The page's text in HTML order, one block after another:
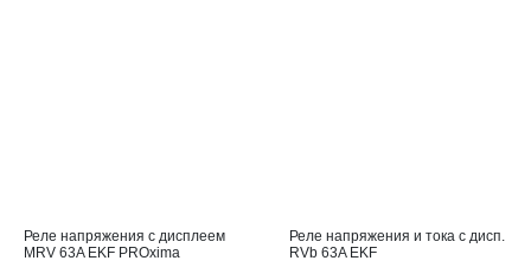
Реле напряжения с дисплеем
MRV 63A EKF PROxima
Реле напряжения и тока с дисп.
RVb 63A EKF